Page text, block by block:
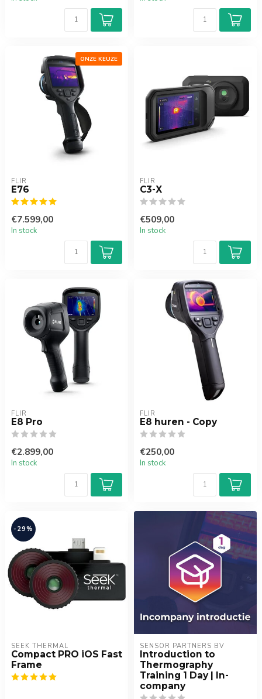
ONZE KEUZE
FLIR
E76
€7.599,00
In stock
FLIR
C3-X
€509,00
In stock
FLIR
E8 Pro
€2.899,00
In stock
FLIR
E8 huren - Copy
€250,00
In stock
-29%
SEEK THERMAL
Compact PRO iOS Fast
Frame
SENSOR PARTNERS BV
Introduction to
Thermography
Training 1 Day | In-
company